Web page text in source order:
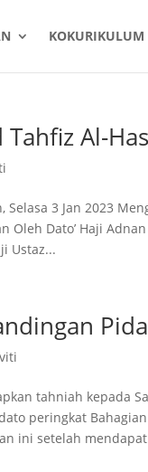
KOKURIKULUM
Al-
3 Jan 2023
Oleh Dato’ Haji
Ustaz...
tahniah kepada
peringkat
ini setelah